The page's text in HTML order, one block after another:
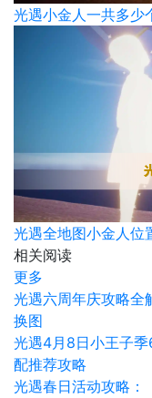
光遇小金人一共多少
光遇全地图小金人位
相关阅读
更多
光遇六周年庆攻略全
换图
光遇4月8日小王子
配推荐攻略
光遇春日活动攻略：